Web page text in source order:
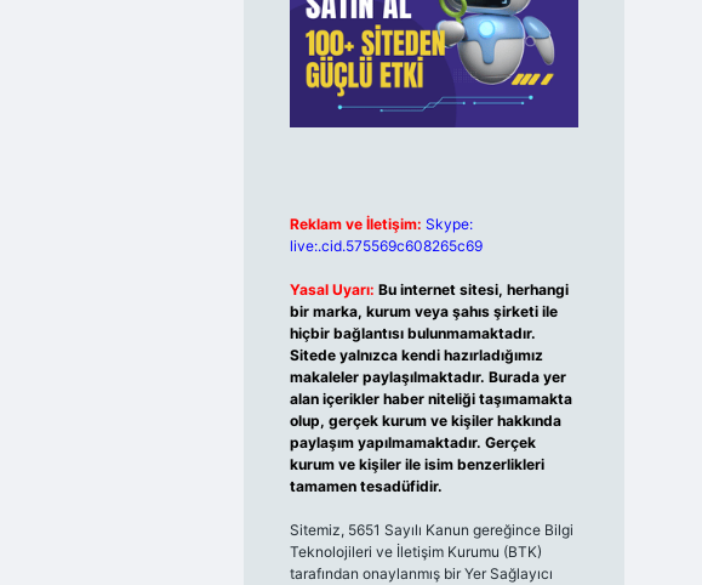
Reklam ve İletişim: Skype:
live:.cid.575569c608265c69
Yasal Uyarı: Bu internet sitesi, herhangi
bir marka, kurum veya şahıs şirketi ile
hiçbir bağlantısı bulunmamaktadır.
Sitede yalnızca kendi hazırladığımız
makaleler paylaşılmaktadır. Burada yer
alan içerikler haber niteliği taşımamakta
olup, gerçek kurum ve kişiler hakkında
paylaşım yapılmamaktadır. Gerçek
kurum ve kişiler ile isim benzerlikleri
tamamen tesadüfidir.
Sitemiz, 5651 Sayılı Kanun gereğince Bilgi
Teknolojileri ve İletişim Kurumu (BTK)
tarafından onaylanmış bir Yer Sağlayıcı